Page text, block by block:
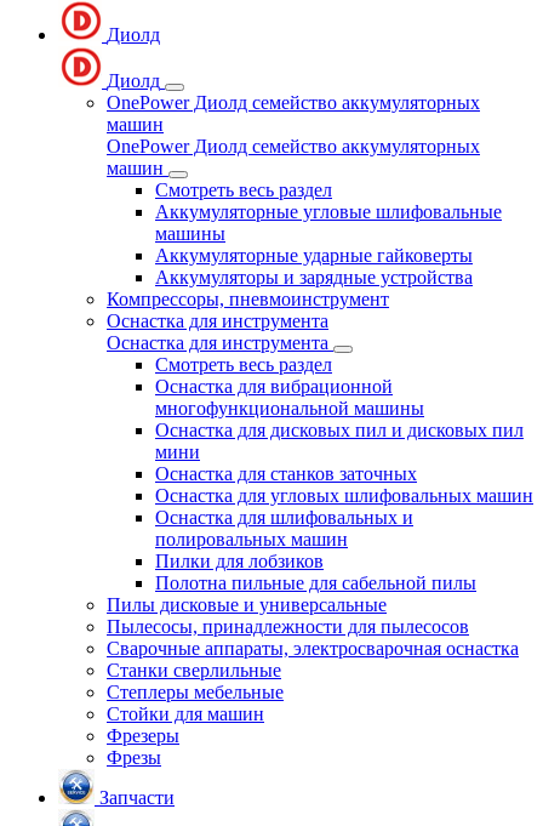
Диолд
Диолд
OnePower Диолд семейство аккумуляторных
машин
OnePower Диолд семейство аккумуляторных
машин
Смотреть весь раздел
Аккумуляторные угловые шлифовальные
машины
Аккумуляторные ударные гайковерты
Аккумуляторы и зарядные устройства
Компрессоры, пневмоинструмент
Оснастка для инструмента
Оснастка для инструмента
Смотреть весь раздел
Оснастка для вибрационной
многофункциональной машины
Оснастка для дисковых пил и дисковых пил
мини
Оснастка для станков заточных
Оснастка для угловых шлифовальных машин
Оснастка для шлифовальных и
полировальных машин
Пилки для лобзиков
Полотна пильные для сабельной пилы
Пилы дисковые и универсальные
Пылесосы, принадлежности для пылесосов
Сварочные аппараты, электросварочная оснастка
Станки сверлильные
Степлеры мебельные
Стойки для машин
Фрезеры
Фрезы
Запчасти